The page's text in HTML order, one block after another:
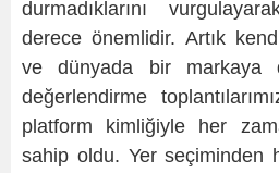
durmadıklarını
derece önemlidir. Artık
ve dünyada bir markaya
değerlendirme
platform kimliğiyle her
sahip oldu. Yer seçiminden